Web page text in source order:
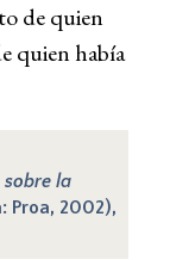
de quien
quien había
la
Proa, 2002),